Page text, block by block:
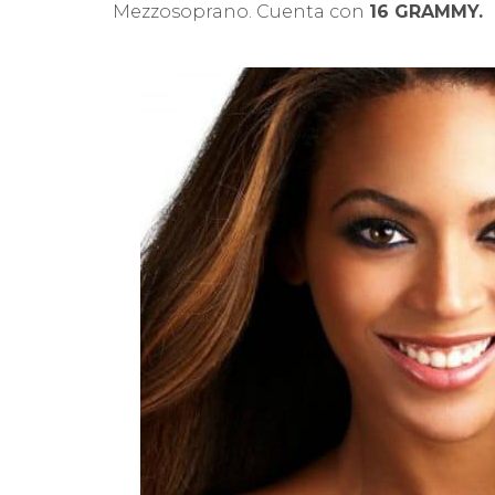
Mezzosoprano. Cuenta con 16 GRAMMY.